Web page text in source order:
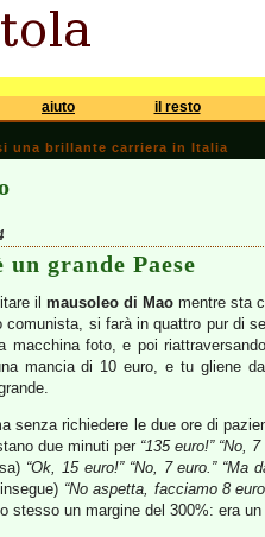
aiuto il resto
una brillante carriera in Italia
grande Paese
ilmausoleo di Mao mentre sta
comunista, si farà in quattro pur di
macchina foto, e poi
mancia di 10 euro, e tu gliene
senza richiedere le due ore di
due minuti per “135 euro!” “No,
“Ok, 15 euro!” “No, 7 euro.” “Ma
“No aspetta, facciamo 8
stesso un margine del 300%: era un